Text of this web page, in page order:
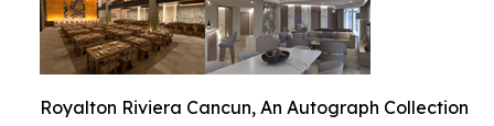
Royalton Riviera Cancun, An Autograph Collection